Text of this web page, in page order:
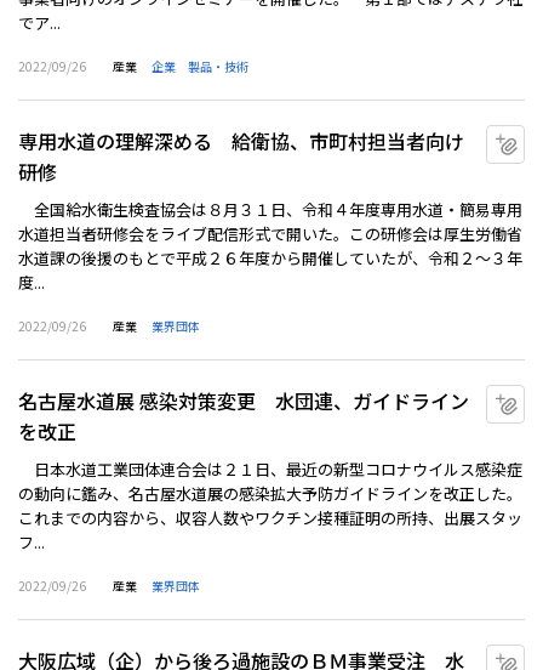
でア...
2022/09/26 産業 企業 製品・技術
専用水道の理解深める 給衛協、市町村担当者向け
研修
全国給水衛生検査協会は８月３１日、令和４年度専用水道・簡易専用
水道担当者研修会をライブ配信形式で開いた。この研修会は厚生労働省
水道課の後援のもとで平成２６年度から開催していたが、令和２～３年
度...
2022/09/26 産業 業界団体
名古屋水道展 感染対策変更 水団連、ガイドライン
を改正
日本水道工業団体連合会は２１日、最近の新型コロナウイルス感染症
の動向に鑑み、名古屋水道展の感染拡大予防ガイドラインを改正した。
これまでの内容から、収容人数やワクチン接種証明の所持、出展スタッ
フ...
2022/09/26 産業 業界団体
大阪広域（企）から後ろ過施設のＢＭ事業受注 水